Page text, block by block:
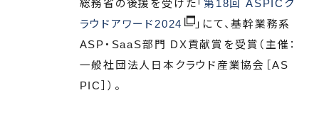
総務省の後援を受けた「第18回 ASPICク
ラウドアワード2024
」にて、基幹業務系
ASP・SaaS部門 DX貢献賞を受賞（主催：
一般社団法人日本クラウド産業協会［AS
PIC］）。